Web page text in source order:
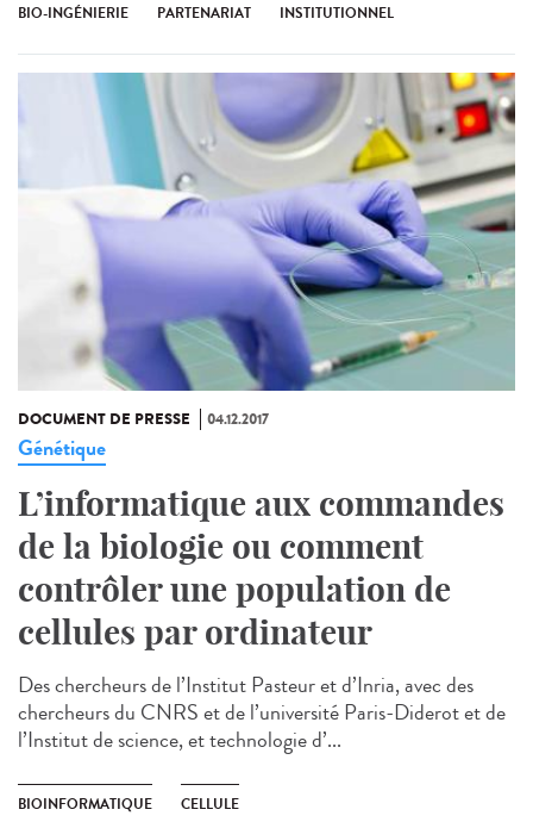
BIO-INGÉNIERIE PARTENARIAT INSTITUTIONNEL
DOCUMENT DE PRESSE 04.12.2017
Génétique
L’informatique aux commandes
de la biologie ou comment
contrôler une population de
cellules par ordinateur
Des chercheurs de l’Institut Pasteur et d’Inria, avec des
chercheurs du CNRS et de l’université Paris-Diderot et de
l’Institut de science, et technologie d’...
BIOINFORMATIQUE CELLULE